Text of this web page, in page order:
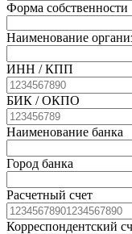
Форма собственности
Наименование
ИНН / КПП
БИК / ОКПО
Наименование банка
Город банка
Расчетный счет
Корреспондентский